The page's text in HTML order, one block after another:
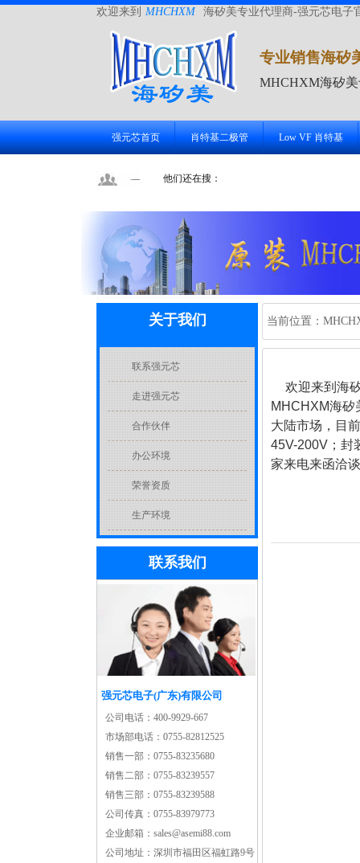
欢迎来到 MHCHXM 海矽美专业代理商-强元芯电子
专业销售海矽
MHCHXM海矽
强元芯首页 肖特基二极管 Low VF 肖特基
他们还在搜：
当前位置：
欢迎来到海矽
MHCHXM海
大陆市场，目
45V-200V；封
家来电来函洽
关于我们
联系强元芯
走进强元芯
合作伙伴
办公环境
荣誉资质
生产环境
联系我们
强元芯电子(广东)有限公司
公司电话： 400-9929-667
市场部电话： 0755-82812525
销售一部： 0755-83235680
销售二部： 0755-83239557
销售三部： 0755-83239588
公司传真： 0755-83979773
企业邮箱： sales@asemi88.com
公司地址： 深圳市福田区福虹路9号